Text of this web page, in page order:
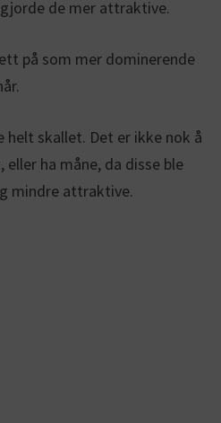
de mer attraktive.
på som mer dominerende
helt skallet. Det er ikke nok å
ha måne, da disse ble
mindre attraktive.